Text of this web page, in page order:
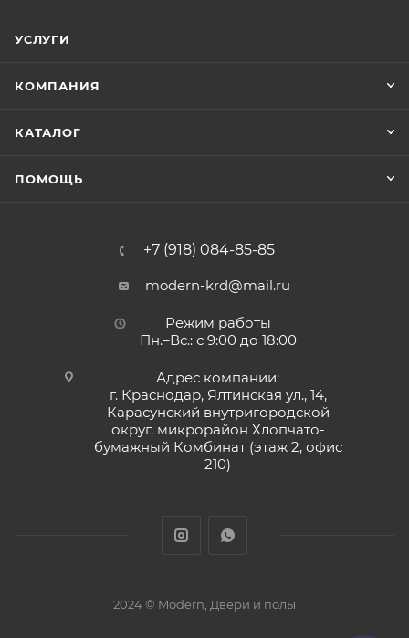
УСЛУГИ
КОМПАНИЯ
КАТАЛОГ
ПОМОЩЬ
+7 (918) 084-85-85
modern-krd@mail.ru
Режим работы
Пн.–Вс.: с 9:00 до 18:00
Адрес компании:
г. Краснодар, Ялтинская ул., 14,
Карасунский внутригородской
округ, микрорайон Хлопчато-
бумажный Комбинат (этаж 2, офис
210)
2024 © Modern, Двери и полы